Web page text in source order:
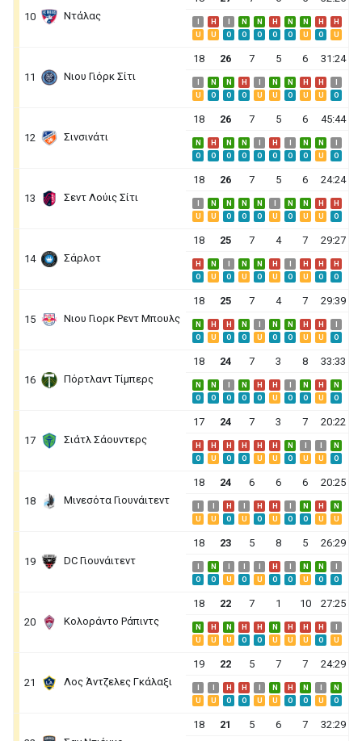
10 Ντάλας H N N H N N H
H
U
U O O O O O U O U
11 Νιου Γιόρκ Σίτι
18 26 7 5 6 31:24
N N H N N H H
U
O O O U U O U U O
12 Σινσινάτι
18 26 7 5 6 45:44
N H N N H N N
O
O O O O O O O U O
13 Σεντ Λούις Σίτι
18 26 7 5 6 24:24
N N N N N N H
H
U
U O O O U O U U O
14 Σάρλοτ
18 25 7 4 7 29:27
H N N N H H H
H
O
U O U O U O U O O
15 Νιου Γιορκ Ρεντ Μπουλς
18 25 7 4 7 29:39
N H H N N N H H
O
U O O U O O U U O
16 Πόρτλαντ Τίμπερς
18 24 7 3 8 33:33
N N N H H N H
N
O
O O O O U O O U O
17 Σιάτλ Σάουντερς
17 24 7 3 7 20:22
H H H H H H N
N
O
U O O U U O U U O
18 Μινεσότα Γιουνάιτεντ
18 24 6 6 6 20:25
H H H N H
N
U
U O U O U O O U U
19 DC Γιουνάιτεντ
18 23 5 8 5 26:29
N H N N
O
O U O U O O U O O
20 Κολοράντο Ράπιντς
18 22 7 1 10 27:25
N H N H H N H H H
U
U U O O U U U O U
21 Λος Άντζελες Γκάλαξι
19 22 5 7 7 24:29
H H N H N
N
U
U O O U U O O U O
18 21 5 6 7 32:29